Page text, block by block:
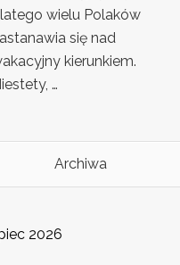
wielu Polaków
się nad
kierunkiem.
…
Archiwa
2026